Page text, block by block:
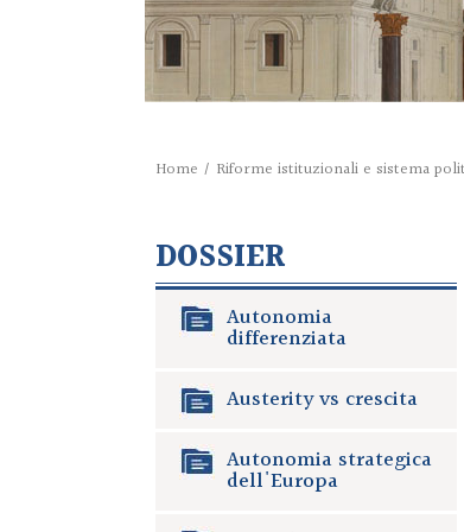
Home / Riforme istituzionali e sistema
DOSSIER
Autonomia
differenziata
Austerity vs crescita
Autonomia strategica
dell'Europa